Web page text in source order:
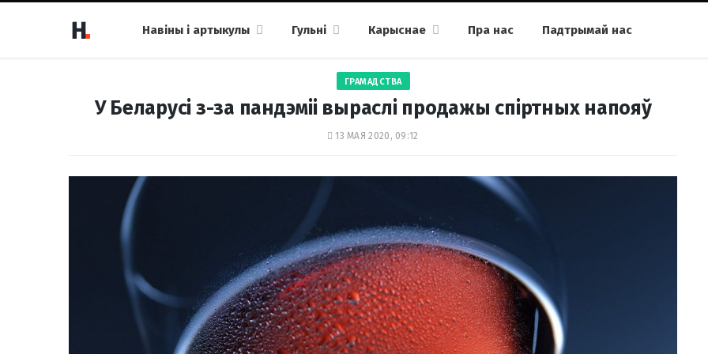
Навіны і артыкулы Гульні Карыснае Пра нас Падтрымай нас
ГРАМАДСТВА
У Беларусі з-за пандэміі выраслі продажы спіртных напояў
13 МАЯ 2020, 09:12